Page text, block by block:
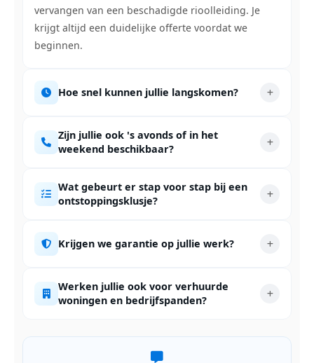
vervangen van een beschadigde rioolleiding. Je
krijgt altijd een duidelijke offerte voordat we
beginnen.
Hoe snel kunnen jullie langskomen?
Zijn jullie ook 's avonds of in het
weekend beschikbaar?
Wat gebeurt er stap voor stap bij een
ontstoppingsklusje?
Krijgen we garantie op jullie werk?
Werken jullie ook voor verhuurde
woningen en bedrijfspanden?